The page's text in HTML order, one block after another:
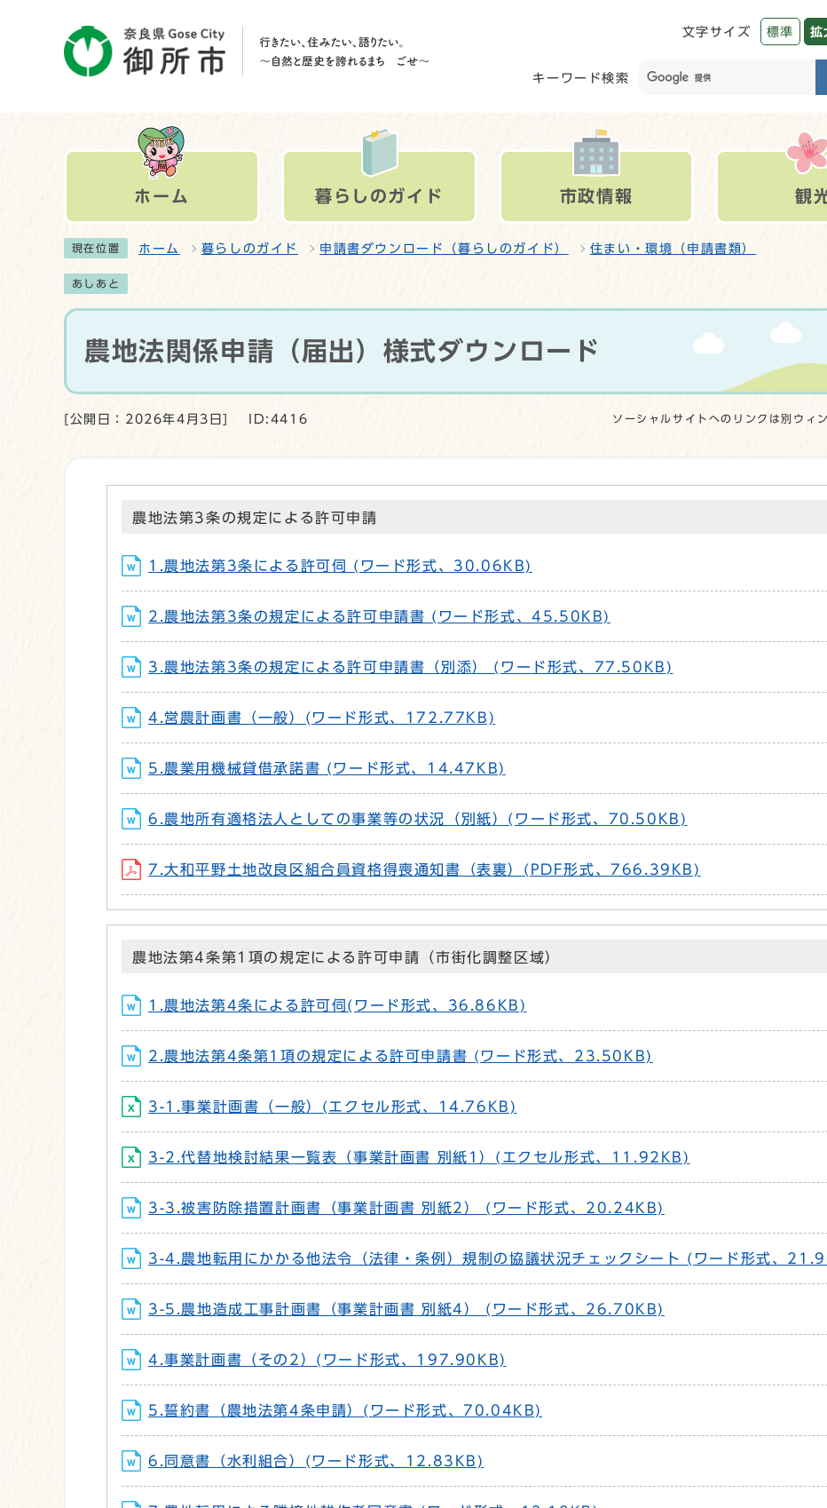
文字サイズ 標準 拡
キーワード検索
ホーム 暮らしのガイド 市政情報 観
現在位置 ホーム 暮らしのガイド 申請書ダウンロード（暮らしのガイド） 住まい・環境（申請書類）
あしあと
農地法関係申請（届出）様式ダウンロード
[公開日：2026年4月3日] ID:4416 ソーシャルサイトへのリンクは別ウィ
農地法第3条の規定による許可申請
1.農地法第3条による許可伺 (ワード形式、30.06KB)
2.農地法第3条の規定による許可申請書 (ワード形式、45.50KB)
3.農地法第3条の規定による許可申請書（別添） (ワード形式、77.50KB)
4.営農計画書（一般）(ワード形式、172.77KB)
5.農業用機械貸借承諾書 (ワード形式、14.47KB)
6.農地所有適格法人としての事業等の状況（別紙）(ワード形式、70.50KB)
7.大和平野土地改良区組合員資格得喪通知書（表裏）(PDF形式、766.39KB)
農地法第4条第1項の規定による許可申請（市街化調整区域）
1.農地法第4条による許可伺(ワード形式、36.86KB)
2.農地法第4条第1項の規定による許可申請書 (ワード形式、23.50KB)
3-1.事業計画書（一般）(エクセル形式、14.76KB)
3-2.代替地検討結果一覧表（事業計画書 別紙1）(エクセル形式、11.92KB)
3-3.被害防除措置計画書（事業計画書 別紙2） (ワード形式、20.24KB)
3-4.農地転用にかかる他法令（法律・条例）規制の協議状況チェックシート (ワード形式、
3-5.農地造成工事計画書（事業計画書 別紙4） (ワード形式、26.70KB)
4.事業計画書（その2）(ワード形式、197.90KB)
5.誓約書（農地法第4条申請）(ワード形式、70.04KB)
6.同意書（水利組合）(ワード形式、12.83KB)